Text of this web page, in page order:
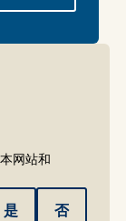
网站和
是 否